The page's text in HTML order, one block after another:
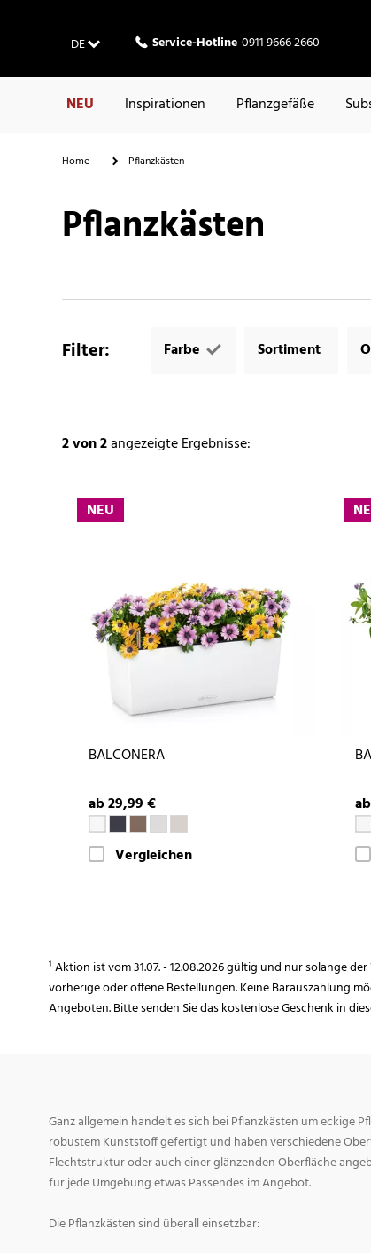
DE Service-Hotline 0911 9666 2660
NEU Inspirationen Pflanzgefäße
Home Pflanzkästen
Pflanzkästen
Filter: Farbe Sortiment
2von 2angezeigte Ergebnisse:
NEU
BALCONERA
ab 29,99 €
Vergleichen
¹ Aktion ist vom 31.07. - 12.08.2026 gültig und nur solange
vorherige oder offene Bestellungen. Keine Barauszahlung
Angeboten. Bitte senden Sie das kostenlose Geschenk in
Ganz allgemein handelt es sich bei Pflanzkästen um eckige
robustem Kunststoff gefertigt und haben verschiedene
Flechtstruktur oder auch einer glänzenden Oberfläche
für jede Umgebung etwas Passendes im Angebot.
Die Pflanzkästen sind überall einsetzbar: